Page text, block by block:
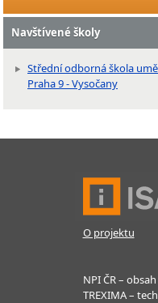
Navštívené školy
Střední odborná škola
Praha 9 - Vysočany
O projektu
NPI ČR – obsah
TREXIMA –